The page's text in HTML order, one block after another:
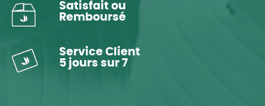
Satisfait ou
Remboursé
Service Client
5 jours sur 7